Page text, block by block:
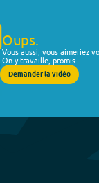
Oups.
Vous aussi, vous aimeriez
On y travaille, promis.
Demander la vidéo